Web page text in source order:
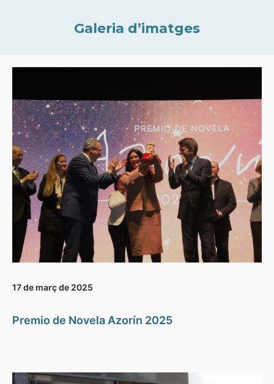
Galeria d’imatges
17 de març de 2025
Premio de Novela Azorín 2025